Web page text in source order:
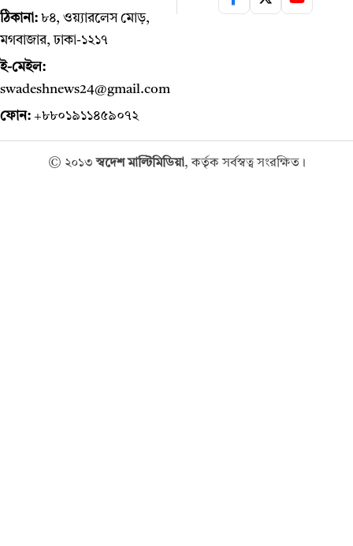
ঠিকানা: ৮৪, ওয়্যারলেস মোড়,
মগবাজার, ঢাকা-১২১৭
ই-মেইল:
swadeshnews24@gmail.com
ফোন: +৮৮০১৯১১৪৫৯০৭২
© ২০১৩স্বদেশ মাল্টিমিডিয়া, কর্তৃক সর্বস্বত্ব সংরক্ষিত।